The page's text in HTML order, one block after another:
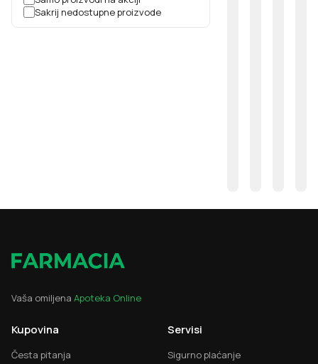
Sakrij nedostupne proizvode
Vaša omiljena Apoteka Online
Kupovina
Česta pitanja
Servisi
Sigurno plaćanje